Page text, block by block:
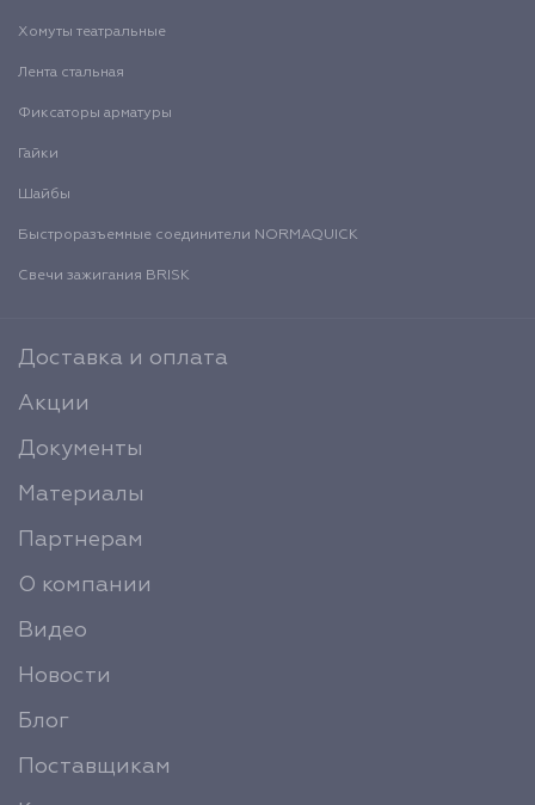
Хомуты театральные
Лента стальная
Фиксаторы арматуры
Гайки
Шайбы
Быстроразъемные соединители NORMAQUICK
Свечи зажигания BRISK
Доставка и оплата
Акции
Документы
Материалы
Партнерам
О компании
Видео
Новости
Блог
Поставщикам